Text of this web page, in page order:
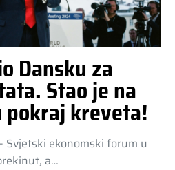
Dansku za
Stao je na
pokraj kreveta!
Svjetski ekonomski forum u
a…